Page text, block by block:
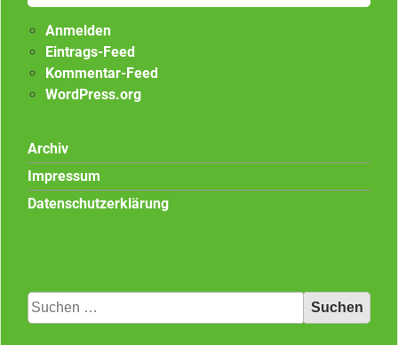
Anmelden
Eintrags-Feed
Kommentar-Feed
WordPress.org
Archiv
Impressum
Datenschutzerklärung
Suchen
nach: